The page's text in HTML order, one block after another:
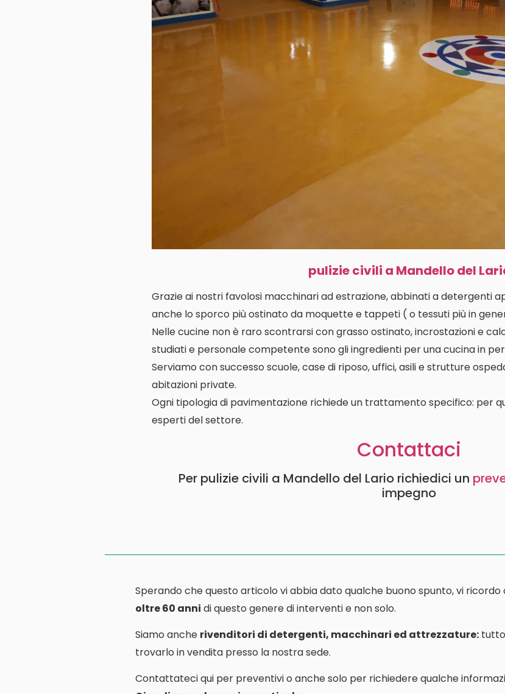
pulizie civili a Mandello del
Grazie ai nostri favolosi macchinari ad estrazione, abbinati a detergenti
anche lo sporco più ostinato da moquette e tappeti ( o tessuti più in
Nelle cucine non è raro scontrarsi con grasso ostinato, incrostazioni e
studiati e personale competente sono gli ingredienti per una cucina in
Serviamo con successo scuole, case di riposo, uffici, asili e strutture
abitazioni private.
Ogni tipologia di pavimentazione richiede un trattamento specifico: per
esperti del settore.
Contattaci
Per pulizie civili a Mandello del Lario richiedici un
impegno
Sperando che questo articolo vi abbia dato qualche buono spunto, vi ricordo
oltre 60 anni di questo genere di interventi e non solo.
Siamo anche rivenditori di detergenti, macchinari ed attrezzature:
trovarlo in vendita presso la nostra sede.
Contattateci qui per preventivi o anche solo per richiedere qualche